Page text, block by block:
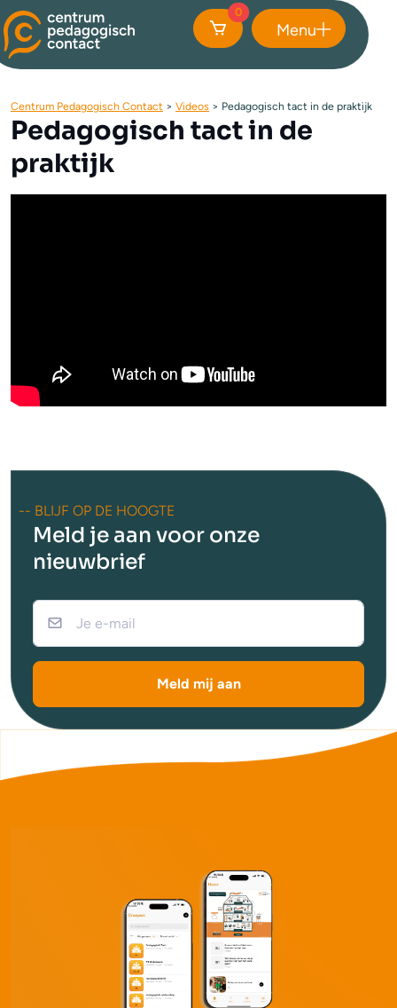
0
Menu
Centrum Pedagogisch Contact > Videos > Pedagogisch tact in de praktijk
Pedagogisch tact in de
praktijk
-- BLIJF OP DE HOOGTE
Meld je aan voor onze
nieuwbrief
Meld mij aan